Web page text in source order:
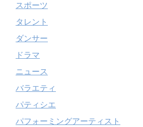
スポーツ
タレント
ダンサー
ドラマ
ニュース
バラエティ
パティシエ
パフォーミングアーティスト